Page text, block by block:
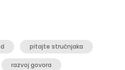
pitajte stručnjaka
razvoj govora